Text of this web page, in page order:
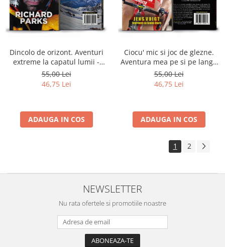
Dincolo de orizont. Aventuri
extreme la capatul lumii -
Richard Parks
55,00 Lei
46,75 Lei
ADAUGA IN COS
Ciocu' mic si joc de glezne.
Aventura mea pe si pe langa
bicicleta - Jens Voigt si James
Startt
55,00 Lei
46,75 Lei
ADAUGA IN COS
1 2
NEWSLETTER
Nu rata ofertele si promotiile noastre